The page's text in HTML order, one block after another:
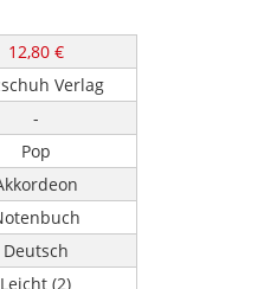
12,80 €
Verlag
-
Pop
Deutsch
Leicht (2)